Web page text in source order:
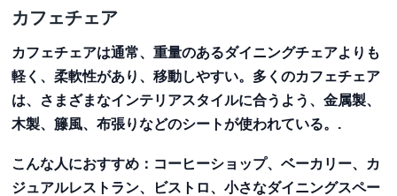
カフェチェア
カフェチェアは通常、重量のあるダイニングチェアよりも
軽く、柔軟性があり、移動しやすい。多くのカフェチェア
は、さまざまなインテリアスタイルに合うよう、金属製、
木製、籐風、布張りなどのシートが使われている。.
こんな人におすすめ ：コーヒーショップ、ベーカリー、カ
ジュアルレストラン、ビストロ、小さなダイニングスペー